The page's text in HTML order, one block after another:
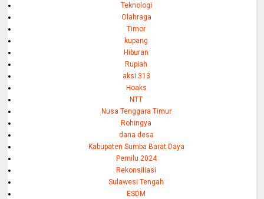
Teknologi
Olahraga
Timor
kupang
Hiburan
Rupiah
aksi 313
Hoaks
NTT
Nusa Tenggara Timur
Rohingya
dana desa
Kabupaten Sumba Barat Daya
Pemilu 2024
Rekonsiliasi
Sulawesi Tengah
ESDM